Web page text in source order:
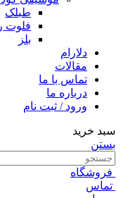
طبلک
فلوت
بلز
دلارام
مقالات
تماس با ما
درباره ما
ورود / ثبت نام
سبد خرید
بستن
فروشگاه
تماس